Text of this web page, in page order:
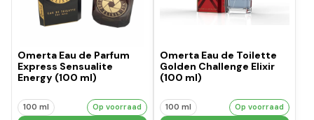
Omerta Eau de Parfum
Express Sensualite
Energy (100 ml)
100 ml Op voorraad
Omerta Eau de Toilette
Golden Challenge Elixir
(100 ml)
100 ml Op voorraad